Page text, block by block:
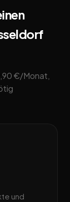
€/Monat,
und